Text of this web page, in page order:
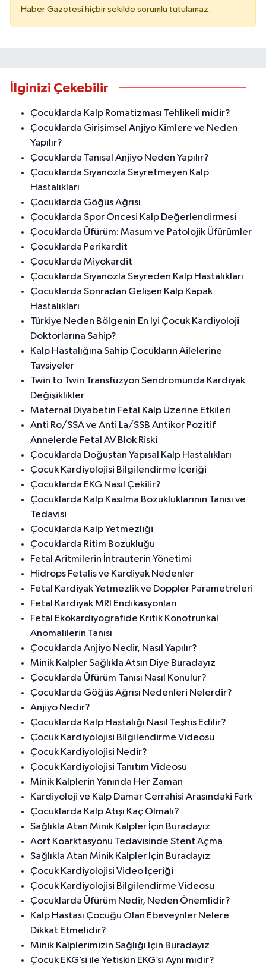
Haber Gazetesi hiçbir şekilde sorumlu tutulamaz.
İlginizi Çekebilir
Çocuklarda Kalp Romatizması Tehlikeli midir?
Çocuklarda Girişimsel Anjiyo Kimlere ve Neden
Yapılır?
Çocuklarda Tanısal Anjiyo Neden Yapılır?
Çocuklarda Siyanozla Seyretmeyen Kalp
Hastalıkları
Çocuklarda Göğüs Ağrısı
Çocuklarda Spor Öncesi Kalp Değerlendirmesi
Çocuklarda Üfürüm: Masum ve Patolojik Üfürümler
Çocuklarda Perikardit
Çocuklarda Miyokardit
Çocuklarda Siyanozla Seyreden Kalp Hastalıkları
Çocuklarda Sonradan Gelişen Kalp Kapak
Hastalıkları
Türkiye Neden Bölgenin En İyi Çocuk Kardiyoloji
Doktorlarına Sahip?
Kalp Hastalığına Sahip Çocukların Ailelerine
Tavsiyeler
Twin to Twin Transfüzyon Sendromunda Kardiyak
Değişiklikler
Maternal Diyabetin Fetal Kalp Üzerine Etkileri
Anti Ro/SSA ve Anti La/SSB Antikor Pozitif
Annelerde Fetal AV Blok Riski
Çocuklarda Doğuştan Yapısal Kalp Hastalıkları
Çocuk Kardiyolojisi Bilgilendirme İçeriği
Çocuklarda EKG Nasıl Çekilir?
Çocuklarda Kalp Kasılma Bozukluklarının Tanısı ve
Tedavisi
Çocuklarda Kalp Yetmezliği
Çocuklarda Ritim Bozukluğu
Fetal Aritmilerin İntrauterin Yönetimi
Hidrops Fetalis ve Kardiyak Nedenler
Fetal Kardiyak Yetmezlik ve Doppler Parametreleri
Fetal Kardiyak MRI Endikasyonları
Fetal Ekokardiyografide Kritik Konotrunkal
Anomalilerin Tanısı
Çocuklarda Anjiyo Nedir, Nasıl Yapılır?
Minik Kalpler Sağlıkla Atsın Diye Buradayız
Çocuklarda Üfürüm Tanısı Nasıl Konulur?
Çocuklarda Göğüs Ağrısı Nedenleri Nelerdir?
Anjiyo Nedir?
Çocuklarda Kalp Hastalığı Nasıl Teşhis Edilir?
Çocuk Kardiyolojisi Bilgilendirme Videosu
Çocuk Kardiyolojisi Nedir?
Çocuk Kardiyolojisi Tanıtım Videosu
Minik Kalplerin Yanında Her Zaman
Kardiyoloji ve Kalp Damar Cerrahisi Arasındaki Fark
Çocuklarda Kalp Atışı Kaç Olmalı?
Sağlıkla Atan Minik Kalpler İçin Buradayız
Aort Koarktasyonu Tedavisinde Stent Açma
Sağlıkla Atan Minik Kalpler İçin Buradayız
Çocuk Kardiyolojisi Video İçeriği
Çocuk Kardiyolojisi Bilgilendirme Videosu
Çocuklarda Üfürüm Nedir, Neden Önemlidir?
Kalp Hastası Çocuğu Olan Ebeveynler Nelere
Dikkat Etmelidir?
Minik Kalplerimizin Sağlığı İçin Buradayız
Çocuk EKG’si ile Yetişkin EKG’si Aynı mıdır?